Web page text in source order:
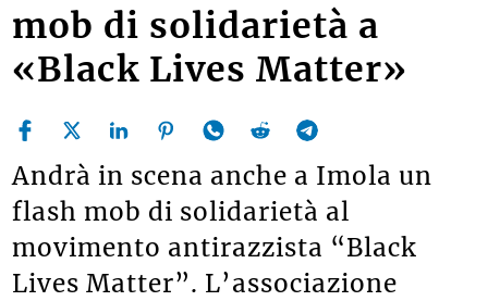
mob di solidarietà a
«Black Lives Matter»
Andrà in scena anche a Imola un
flash mob di solidarietà al
movimento antirazzista “Black
Lives Matter”. L’associazione